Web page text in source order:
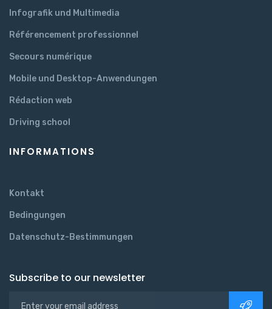
Infografik und Multimedia
Référencement professionnel
Secours numérique
Mobile und Desktop-Anwendungen
Rédaction web
Driving school
INFORMATIONS
Kontakt
Bedingungen
Datenschutz-Bestimmungen
Subscribe to our newsletter